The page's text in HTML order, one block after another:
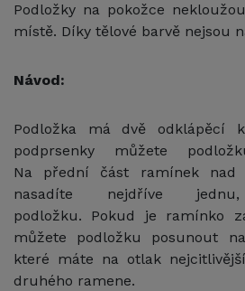
Podložky na pokožce
místě. Díky tělové barvě nejsou
Návod:
Podložka má dvě odklápěcí
podprsenky můžete
Na přední část ramínek nad
nasadíte nejdříve
podložku. Pokud je ramínko
můžete podložku posunout
které máte na otlak
druhého ramene.